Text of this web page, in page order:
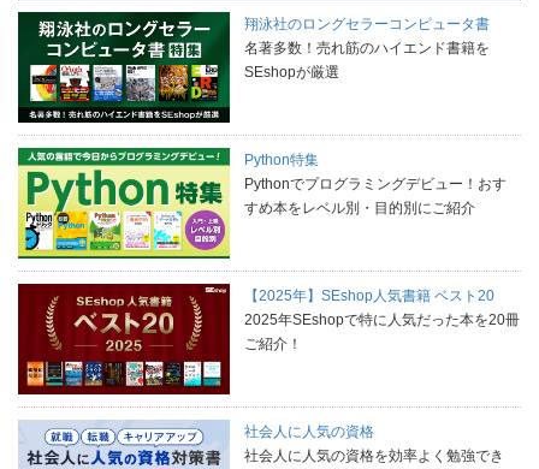
翔泳社のロングセラーコンピュータ書
名著多数！売れ筋のハイエンド書籍を
SEshopが厳選
Python特集
Pythonでプログラミングデビュー！おす
すめ本をレベル別・目的別にご紹介
【2025年】SEshop人気書籍 ベスト20
2025年SEshopで特に人気だった本を20冊
ご紹介！
社会人に人気の資格
社会人に人気の資格を効率よく勉強でき